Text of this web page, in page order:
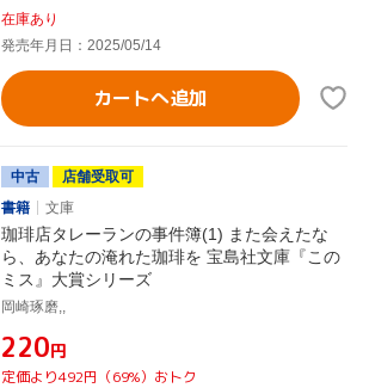
在庫あり
発売年月日：2025/05/14
カートへ追加
中古
店舗受取可
書籍
文庫
珈琲店タレーランの事件簿(1) また会えたな
ら、あなたの淹れた珈琲を 宝島社文庫『この
ミス』大賞シリーズ
岡崎琢磨,,
¥220円
定価より492円（69%）おトク